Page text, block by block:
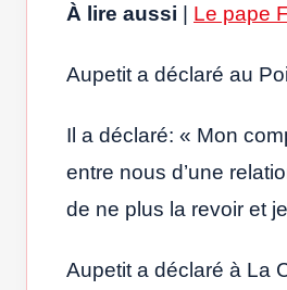
À lire aussi Le pape
Aupetit a déclaré au
Il a déclaré: « Mon
entre nous d’une
de ne plus la revoir et
Aupetit a déclaré à La